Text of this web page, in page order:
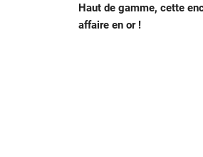
Haut de gamme, cette
affaire en or !